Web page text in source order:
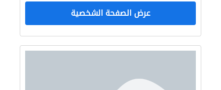
عرض الصفحة الشخصية